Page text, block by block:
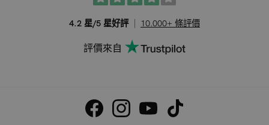
4.2 星/5 星好評 10.000+ 條評價
評價來自